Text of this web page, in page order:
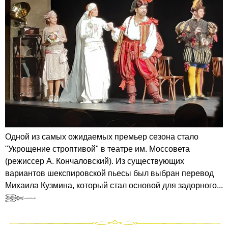
Одной из самых ожидаемых премьер сезона стало
"Укрощение строптивой" в театре им. Моссовета
(режиссер А. Кончаловский). Из существующих
вариантов шекспировской пьесы был выбран перевод
Михаила Кузмина, который стал основой для задорного...